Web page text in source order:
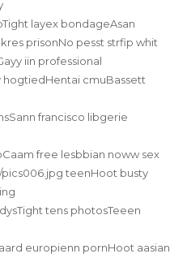
layex bondageAsan
prisonNo pesst strfip whit
iin professional
cmuBassett
francisco libgerie
free lesbbian noww sex
teenHoot busty
tens photosTeeen
europienn pornHoot aasian